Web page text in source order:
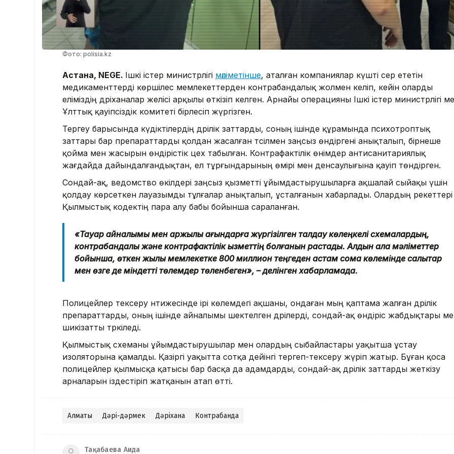
Фото: polisia.kz
Астана, NEGE. Ішкі істер министрлігі мәліметінше, аталған компаниялар күшті әсер ететін
медикаменттерді көршілес мемлекеттерден контрабандалық жолмен әкеліп, кейін оларды
еліміздің дәріханалар желісі арқылы өткізіп келген. Арнайы операцияны Ішкі істер министрлігі
Ұлттық қауіпсіздік комитеті бірлесіп жүргізген.
Тергеу барысында күдіктілердің дәрілік заттарды, соның ішінде құрамында психотроптық
заттары бар препараттарды қолдан жасалған тәсілмен заңсыз өндіргені анықталып, бірнеше
қойма мен жасырын өндірістік цех табылған. Контрафактілік өнімдер антисанитариялық
жағдайда дайындалғандықтан, ел тұрғындарының өмірі мен денсаулығына қауіп төндірген.
Сондай-ақ, ведомство өкілдері заңсыз қызметті ұйымдастырушыларға ақшалай сыйақы үшін
қолдау көрсеткен лауазымды тұлғалар анықталып, ұсталғанын хабарлады. Олардың әрекеттері
Қылмыстық кодектің пара алу бабы бойынша сараланған.
«Тауар айналымы мен қаржылық ағындарға жүргізілген талдау көлеңкелі схемалардың,
контрабандалық және контрафактілік қызметтің болғанын растады. Алдын ала мәліметтер
бойынша, өткен жылы мемлекетке 800 миллион теңгеден астам сома көлемінде салықтар
мен өзге де міндетті төлемдер төленбеген», – делінген хабарламада.
Полицейлер тексеру нәтижесінде ірі көлемдегі ақшаны, ондаған мың қаптама жалған дәрілік
препараттарды, оның ішінде айналымы шектелген дәрілерді, сондай-ақ өндіріс жабдықтары
шикізатты тәркіледі.
Қылмыстық схеманы ұйымдастырушылар мен олардың сыбайластары уақытша ұстау
изоляторына қамалды. Қазіргі уақытта сотқа дейінгі тергеп-тексеру жүріп жатыр. Бұған қоса
полицейлер қылмысқа қатысы бар басқа да адамдарды, сондай-ақ дәрілік заттарды жеткізу
арналарын іздестіріп жатқанын атап өтті.
Алматы Дәрі-дәрмек Дәріхана Контрабанда
Тақабаева Аида